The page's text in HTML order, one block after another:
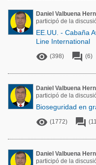
Daniel Valbuena
participó de la
EE.UU. - Cabaña
Line International
 (398)  (6)
Daniel Valbuena
participó de la
Bioseguridad en
 (1772) 
Daniel Valbuena
participó de la